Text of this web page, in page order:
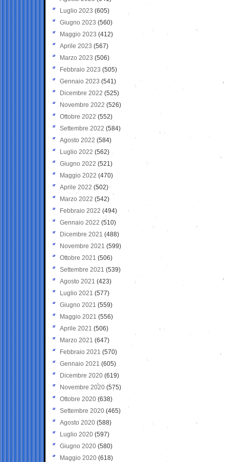
Luglio 2023 (605)
Giugno 2023 (560)
Maggio 2023 (412)
Aprile 2023 (567)
Marzo 2023 (506)
Febbraio 2023 (505)
Gennaio 2023 (541)
Dicembre 2022 (525)
Novembre 2022 (526)
Ottobre 2022 (552)
Settembre 2022 (584)
Agosto 2022 (584)
Luglio 2022 (562)
Giugno 2022 (521)
Maggio 2022 (470)
Aprile 2022 (502)
Marzo 2022 (542)
Febbraio 2022 (494)
Gennaio 2022 (510)
Dicembre 2021 (488)
Novembre 2021 (599)
Ottobre 2021 (506)
Settembre 2021 (539)
Agosto 2021 (423)
Luglio 2021 (577)
Giugno 2021(559)
Maggio 2021 (556)
Aprile 2021 (506)
Marzo 2021 (647)
Febbraio 2021 (570)
Gennaio 2021 (605)
Dicembre 2020 (619)
Novembre 2020 (575)
Ottobre 2020 (638)
Settembre 2020(465)
Agosto 2020 (588)
Luglio 2020 (597)
Giugno 2020 (580)
Maggio 2020 (618)